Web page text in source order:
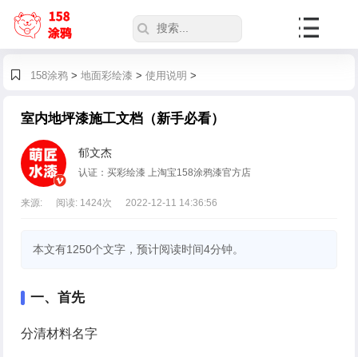
158涂鸦> 地面彩绘漆 > 使用说明 >
室内地坪漆施工文档（新手必看）
郁文杰
认证：买彩绘漆 上淘宝158涂鸦漆官方店
来源: 阅读: 1424次 2022-12-11 14:36:56
本文有1250个文字，预计阅读时间4分钟。
一、首先
分清材料名字